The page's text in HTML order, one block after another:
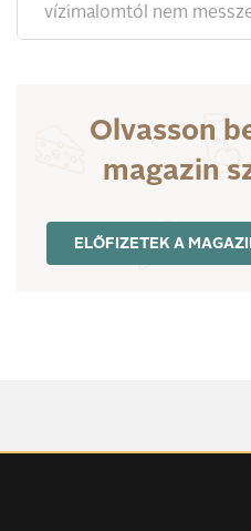
vízimalomtól nem
Olvasson
magazin
ELŐFIZETEK A